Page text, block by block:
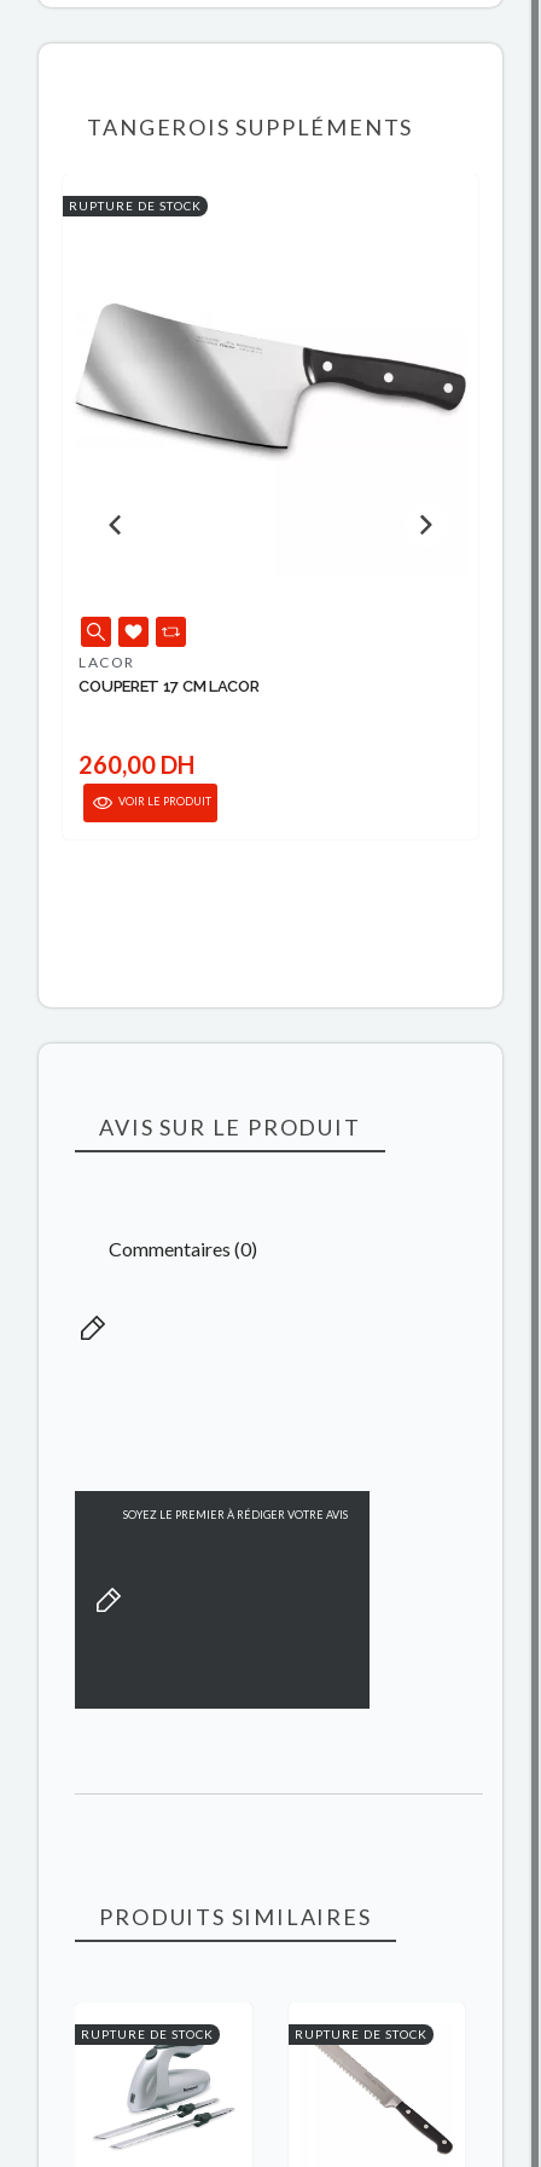
TANGEROIS SUPPLÉMENTS
RUPTURE DE STOCK
LACOR
COUPERET 17 CM LACOR
260,00 DH
VOIR LE PRODUIT
AVIS SUR LE PRODUIT
Commentaires (0)
SOYEZ LE PREMIER À RÉDIGER VOTRE AVIS
PRODUITS SIMILAIRES
RUPTURE DE STOCK RUPTURE DE STOCK